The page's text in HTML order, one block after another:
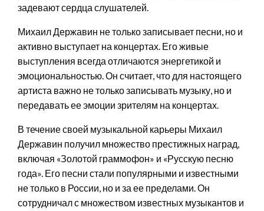
задевают сердца слушателей.
Михаил Державин не только записывает песни, но и
активно выступает на концертах. Его живые
выступления всегда отличаются энергетикой и
эмоциональностью. Он считает, что для настоящего
артиста важно не только записывать музыку, но и
передавать ее эмоции зрителям на концертах.
В течение своей музыкальной карьеры Михаил
Державин получил множество престижных наград,
включая «Золотой граммофон» и «Русскую песню
года». Его песни стали популярными и известными
не только в России, но и за ее пределами. Он
сотрудничал с множеством известных музыкантов и